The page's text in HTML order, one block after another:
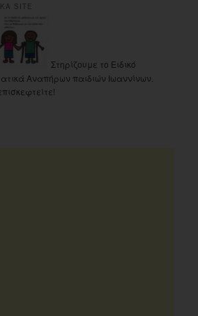
SITE
Στηρίζουμε το Ειδικό
Αναπήρων παιδιών Ιωαννίνων.